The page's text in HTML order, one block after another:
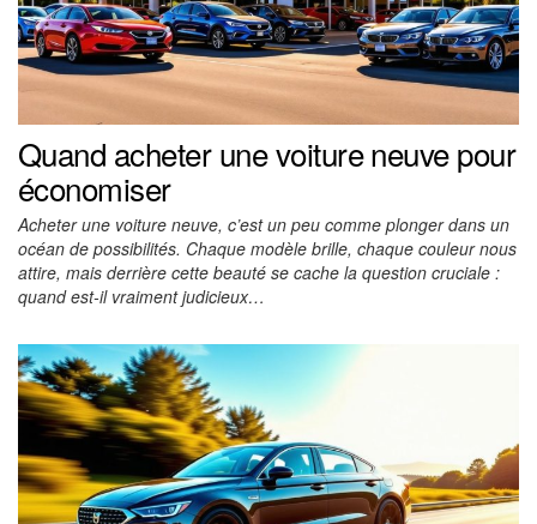
Quand acheter une voiture neuve pour
économiser
Acheter une voiture neuve, c’est un peu comme plonger dans un
océan de possibilités. Chaque modèle brille, chaque couleur nous
attire, mais derrière cette beauté se cache la question cruciale :
quand est-il vraiment judicieux…